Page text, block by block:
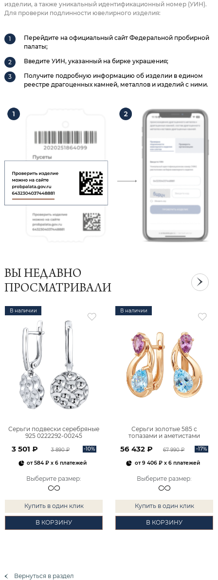
изделии, а также уникальный идентификационный номер (УИН).
Для проверки подлинности ювелирного изделия:
Перейдите на официальный сайт Федеральной пробирной
палаты;
Введите УИН, указанный на бирке украшения;
Получите подробную информацию об изделии в едином
реестре драгоценных камней, металлов и изделий с ними.
ВЫ НЕДАВНО
ПРОСМАТРИВАЛИ
В наличии
Серьги подвески серебряные
925 0222292-00245
3 501 ₽ 3 890 ₽ -10%
от584 ₽ x 6 платежей
Выберите размер:
Купить в один клик
В КОРЗИНУ
В наличии
Серьги золотые 585 с
топазами и аметистами
56 432 ₽ 67 990 ₽ -17%
от9 406 ₽x 6 платежей
Выберите размер:
Купить в один клик
В КОРЗИНУ
Вернуться в раздел